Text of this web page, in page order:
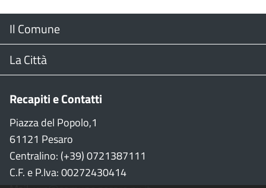
Menu
Footer
Il Comune
Il Sindaco
Consiglio Comunale
CON
Garante persone con disabilità
La Città
Stradario
WiFi
Città della Musica
Recapiti e Contatti
Piazza del Popolo,1
61121 Pesaro
Centralino: (+39) 0721387111
C.F. e P.Iva: 00272430414